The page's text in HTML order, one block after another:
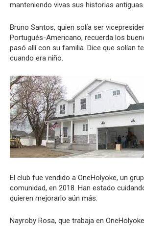
manteniendo vivas sus historias antiguas.
Bruno Santos, quien solía ser
Portugués-Americano, recuerda los
pasó allí con su familia. Dice que solían
cuando era niño.
El club fue vendido a OneHolyoke, un
comunidad, en 2018. Han estado
quieren mejorarlo aún más.
Nayroby Rosa, que trabaja en